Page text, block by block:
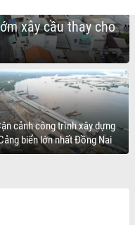
xây cầu thay cho
cảnh công trình xây dựng
biển lớn nhất Đồng Nai